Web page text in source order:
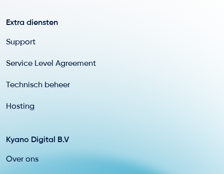
Extra diensten
Support
Service Level Agreement
Technisch beheer
Hosting
Kyano Digital B.V
Over ons